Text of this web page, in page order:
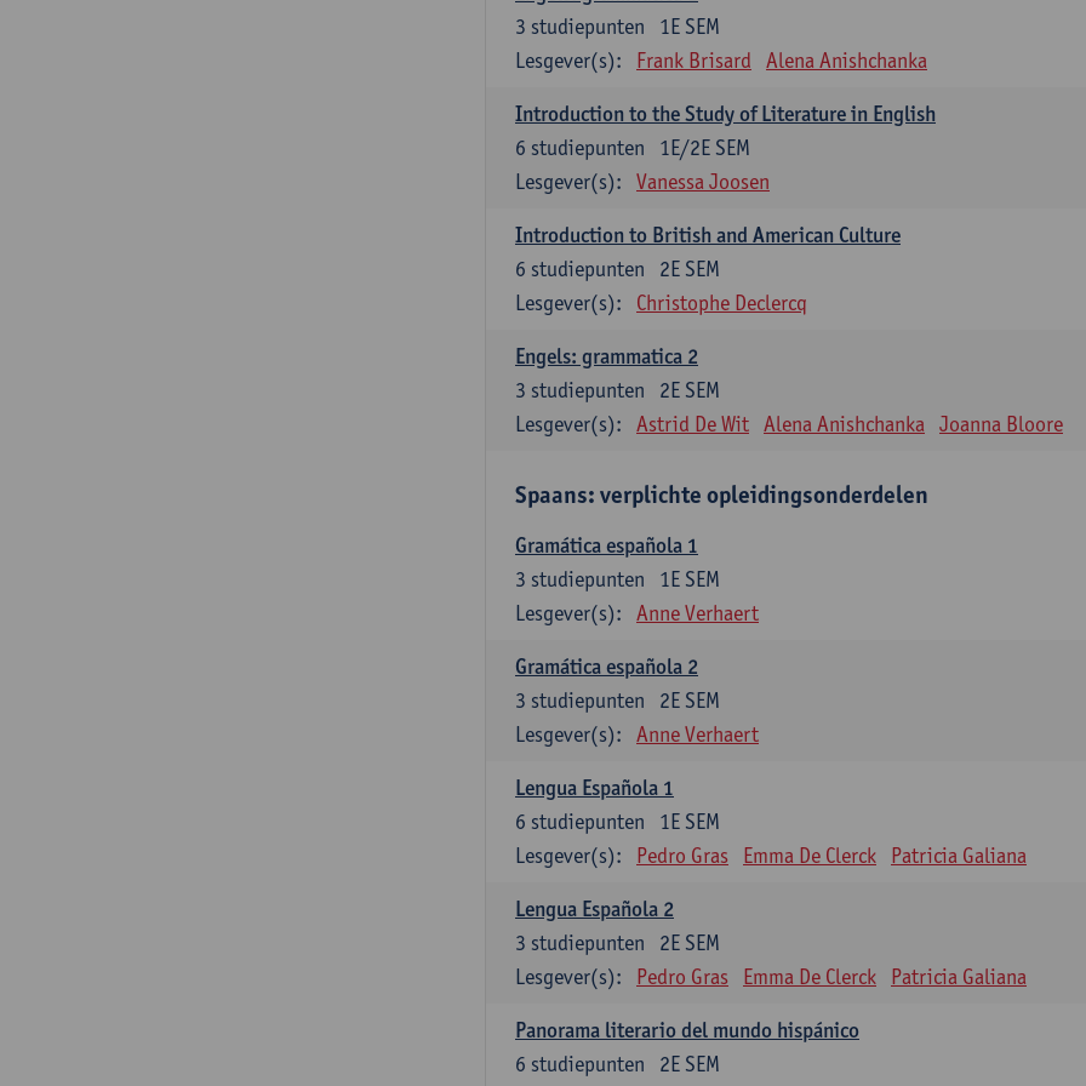
1E SEM
3 studiepunten
Lesgever(s):
Frank Brisard Alena Anishchanka
Introduction to the Study of Literature in English
1E/2E SEM
6 studiepunten
Lesgever(s):
Vanessa Joosen
Introduction to British and American Culture
2E SEM
6 studiepunten
Lesgever(s):
Christophe Declercq
Engels: grammatica 2
2E SEM
3 studiepunten
Lesgever(s):
Astrid De Wit Alena Anishchanka Joanna Bloore
Spaans: verplichte opleidingsonderdelen
Gramática española 1
1E SEM
3 studiepunten
Lesgever(s):
Anne Verhaert
Gramática española 2
2E SEM
3 studiepunten
Lesgever(s):
Anne Verhaert
Lengua Española 1
1E SEM
6 studiepunten
Lesgever(s):
Pedro Gras Emma De Clerck Patricia Galiana
Lengua Española 2
2E SEM
3 studiepunten
Lesgever(s):
Pedro Gras Emma De Clerck Patricia Galiana
Panorama literario del mundo hispánico
2E SEM
6 studiepunten